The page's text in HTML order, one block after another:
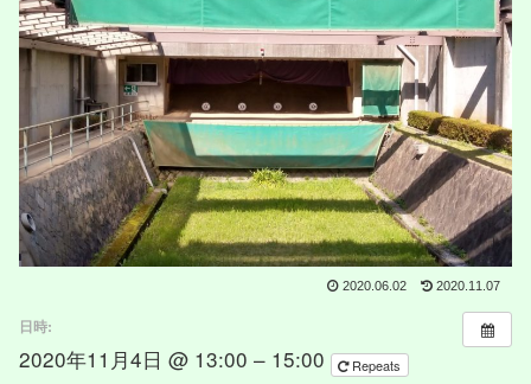
2020.06.02 2020.11.07
日時:
2020年11月4日 @ 13:00 – 15:00 Repeats